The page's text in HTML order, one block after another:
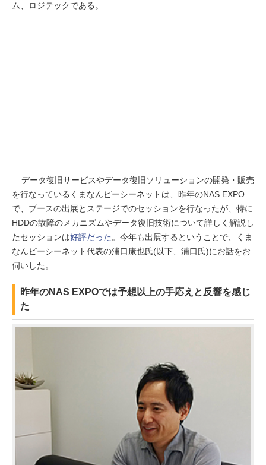
ム、ロジテックである。
データ復旧サービスやデータ復旧ソリューションの開発・販売
を行なっているくまなんピーシーネットは、昨年のNAS EXPO
で、ブースの出展とステージでのセッションを行なったが、特に
HDDの故障のメカニズムやデータ復旧技術について詳しく解説し
たセッションは好評だった。今年も出展するということで、くま
なんピーシーネット代表の浦口康也氏(以下、浦口氏)にお話をお
伺いした。
昨年のNAS EXPOでは予想以上の手応えと反響を感じ
た